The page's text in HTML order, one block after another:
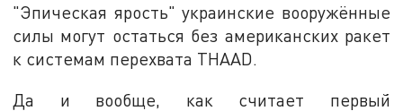
"Эпическая ярость" украинские вооружённые
силы могут остаться без американских ракет
к системам перехвата THAAD.
Да и вообще, как считает первый